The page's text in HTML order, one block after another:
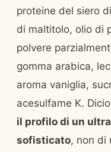
proteine del siero
di maltitolo, olio di
polvere
gomma arabica,
aroma vaniglia,
acesulfame K.
il profilo di un
sofisticato, non di